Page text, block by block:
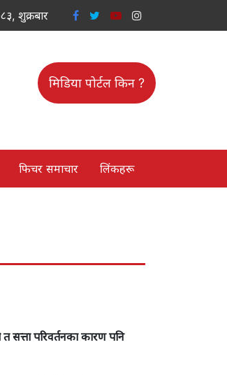
शुक्रबार
मिडिया पोर्टल किन ?
फिचर समाचार लिंकहरू
सत्ता परिवर्तनका कारण पनि